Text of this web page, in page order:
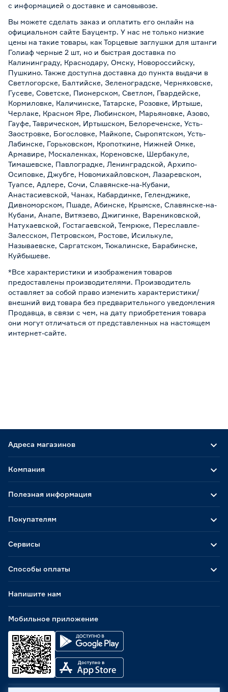
с информацией о доставке и самовывозе.
Вы можете сделать заказ и оплатить его онлайн на
официальном сайте Бауцентр. У нас не только низкие
цены на такие товары, как Торцевые заглушки для штанги
Голиаф черные 2 шт, но и быстрая доставка по
Калининграду, Краснодару, Омску, Новороссийску,
Пушкино. Также доступна доставка до пункта выдачи в
Светлогорске, Балтийске, Зеленоградске, Черняховске,
Гусеве, Советске, Пионерском, Светлом, Гвардейске,
Кормиловке, Каличинске, Татарске, Розовке, Иртыше,
Черлаке, Красном Яре, Любинском, Марьяновке, Азово,
Гауфе, Таврическом, Иртышском, Белореченске, Усть-
Заостровке, Богословке, Майкопе, Сыропятском, Усть-
Лабинске, Горьковском, Кропоткине, Нижней Омке,
Армавире, Москаленках, Кореновске, Шербакуле,
Тимашевске, Павлоградке, Ленинградской, Архипо-
Осиповке, Джубге, Новомихайловском, Лазаревском,
Туапсе, Адлере, Сочи, Славянске-на-Кубани,
Анастасиевской, Чанах, Кабардинке, Геленджике,
Дивноморском, Пшаде, Абинске, Крымске, Славянске-на-
Кубани, Анапе, Витязево, Джигинке, Варениковской,
Натухаевской, Гостагаевской, Темрюке, Переславле-
Залесском, Петровском, Ростове, Исилькуле,
Называевске, Саргатском, Тюкалинске, Барабинске,
Куйбышеве.
*Все характеристики и изображения товаров
предоставлены производителями. Производитель
оставляет за собой право изменить характеристики/
внешний вид товара без предварительного уведомления
Продавца, в связи с чем, на дату приобретения товара
они могут отличаться от представленных на настоящем
интернет-сайте.
Адреса магазинов
Способы оплаты
Мобильное приложение
Компания
Полезная информация
Покупателям
Сервисы
Напишите нам